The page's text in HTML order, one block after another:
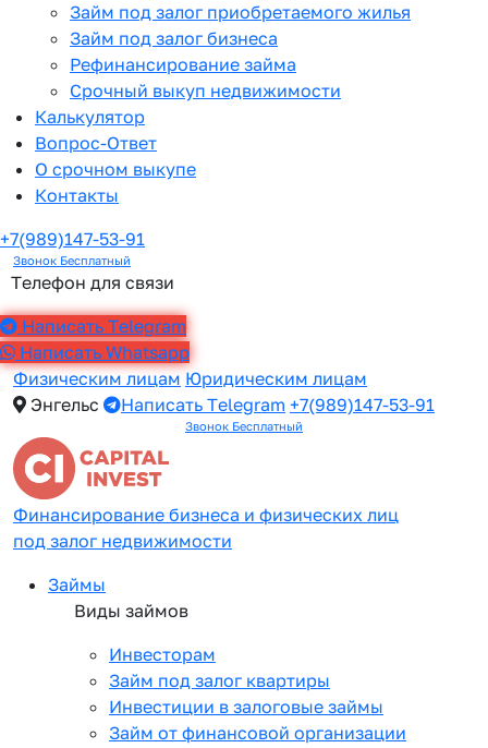
Займ под залог приобретаемого жилья
Займ под залог бизнеса
Рефинансирование займа
Срочный выкуп недвижимости
Калькулятор
Вопрос-Ответ
О срочном выкупе
Контакты
+7(989)147-53-91
Звонок Бесплатный
Телефон для связи
Написать Telegram
Написать Whatsapp
Физическим лицам Юридическим лицам
Энгельс
Написать Telegram +7(989)147-53-91
Звонок Бесплатный
Финансирование бизнеса и физических лиц
под залог недвижимости
Займы
Виды займов
Инвесторам
Займ под залог квартиры
Инвестиции в залоговые займы
Займ от финансовой организации